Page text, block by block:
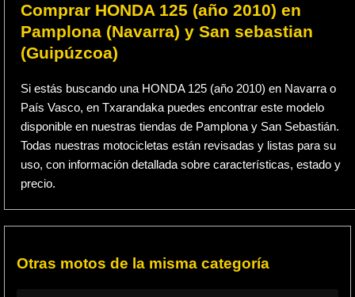
Comprar HONDA 125 (año 2010) en
Pamplona (Navarra) y San sebastian
(Guipúzcoa)
Si estás buscando una HONDA 125 (año 2010) en Navarra o
País Vasco, en Txarandaka puedes encontrar este modelo
disponible en nuestras tiendas de Pamplona y San Sebastián.
Todas nuestras motocicletas están revisadas y listas para su
uso, con información detallada sobre características, estado y
precio.
Otras motos de la misma categoría